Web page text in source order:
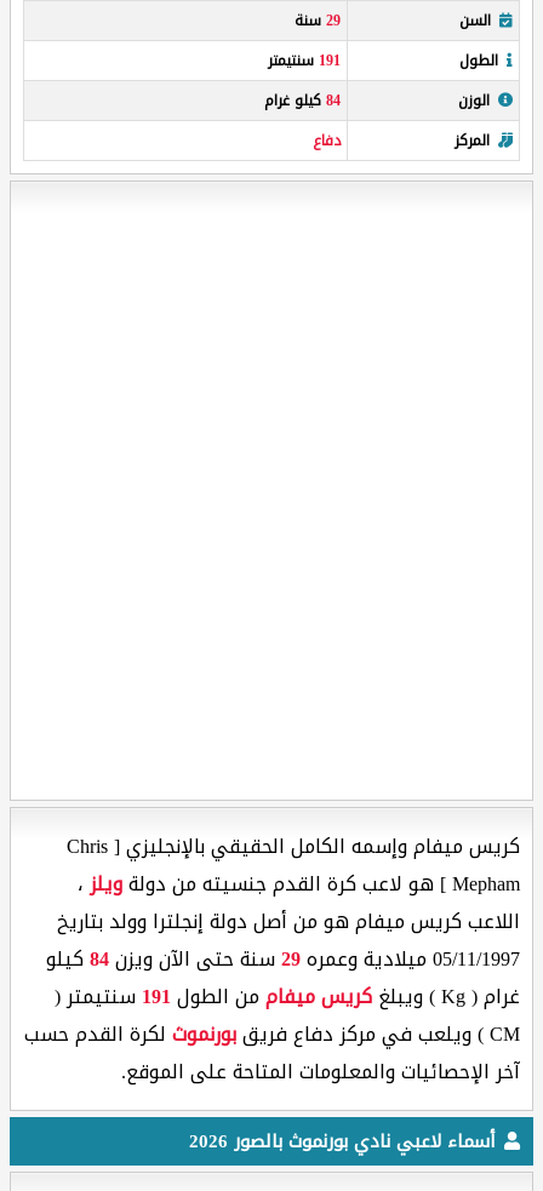
السن
29سنة
الطول
191 سنتيمتر
الوزن
84كيلو غرام
المركز
دفاع
كريس ميفام وإسمه الكامل الحقيقي بالإنجليزي [ Chris
Mepham ] هو لاعب كرة القدم جنسيته من دولة
ويلز،
اللاعب كريس ميفام هو من أصل دولة إنجلترا وولد بتاريخ
05/11/1997 ميلادية وعمره
29سنة حتى الآن ويزن84كيلو
غرام ( Kg ) ويبلغ
كريس ميفاممن الطول191سنتيمتر (
CM ) ويلعب في مركز دفاع فريق
بورنموثلكرة القدم حسب
آخر الإحصائيات والمعلومات المتاحة على الموقع.
أسماء لاعبي نادي بورنموث بالصور 2026